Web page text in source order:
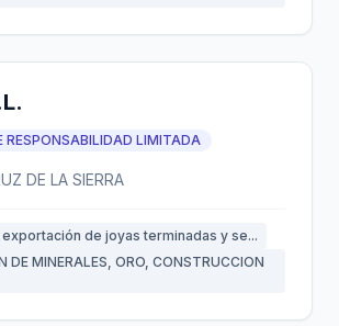
RESPONSABILIDAD LIMITADA
DE LA SIERRA
de joyas terminadas y se...
DE MINERALES, ORO, CONSTRUCCION